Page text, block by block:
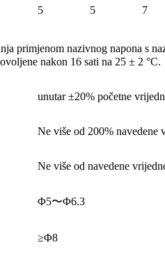
5 5 7
primjenom nazivnog napona s
nakon 16 sati na 25 ± 2 °C.
unutar ±20% početne
Ne više od 200% navedene
Ne više od navedene
Φ5〜Φ6.3
≥Φ8